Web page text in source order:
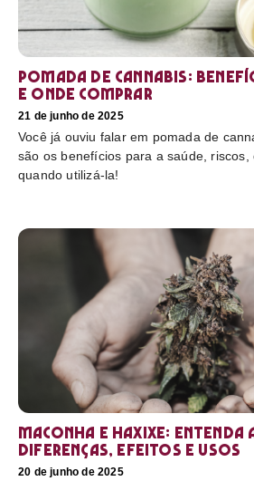
Pomada de cannabis:
e onde comprar
21 de junho de 2025
Você já ouviu falar em pomada de
são os benefícios para a saúde, riscos,
quando utilizá-la!
Maconha e haxixe: entenda
diferenças, efeitos e usos
20 de junho de 2025